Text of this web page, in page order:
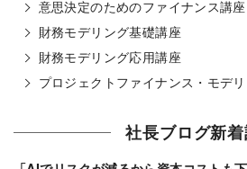
意思決定のためのファイナンス講座
財務モデリング基礎講座
財務モデリング応用講座
プロジェクトファイナンス・モデ
社長ブログ新